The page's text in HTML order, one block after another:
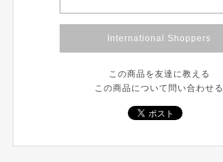
International Shoppers
この商品を友達に教える
この商品について問い合わせる